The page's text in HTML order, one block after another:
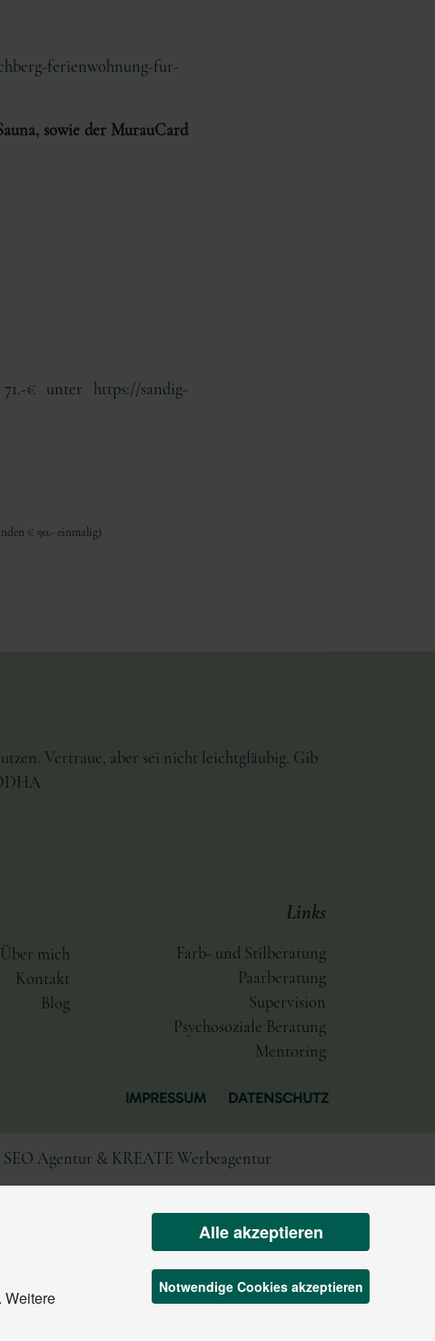
ferienwohnung-fur-
sowie der MurauCard
€ unter
https://sandig-
€ 90,- einmalig)
Vertraue, aber sei nicht leichtgläubig. Gib
Über mich
Kontakt
Blog
Links
Farb- und Stilberatung
Paarberatung
Supervision
Psychosoziale Beratung
Mentoring
IMPRESSUM DATENSCHUTZ
SEO Agentur & KREATE Werbeagentur
Weitere
Alle akzeptieren
Notwendige Cookies akzeptieren